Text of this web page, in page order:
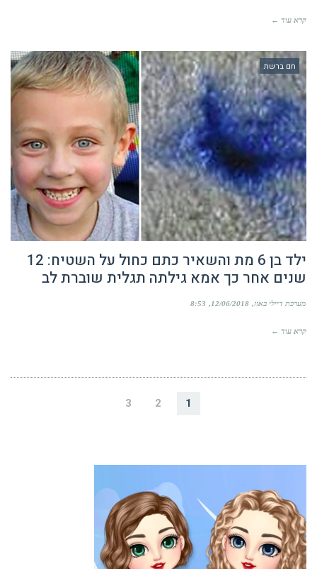
קרא עוד ←
חם ברשת
ילד בן 6 מת והשאיר כתם כחול על השטיח: 12
שנים אחר כך אמא גילתה תגלית שוברת לב
מערכת דיילי באזז 12/06/2018
8:53
קרא עוד ←
1
2
3